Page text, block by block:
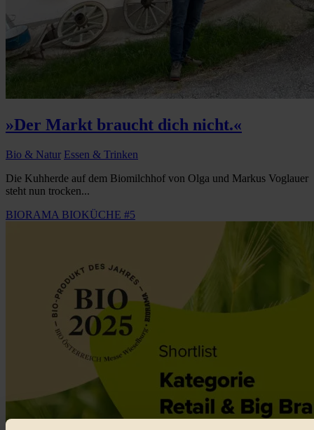
»Der Markt braucht dich nicht.«
Bio & Natur Essen & Trinken
Die Kuhherde auf dem Biomilchhof von Olga und Markus Voglauer
steht nun trocken...
BIORAMA BIOKÜCHE #5